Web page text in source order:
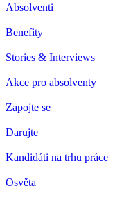
Absolventi
Benefity
Stories & Interviews
Akce pro absolventy
Zapojte se
Darujte
Kandidáti na trhu práce
Osvěta